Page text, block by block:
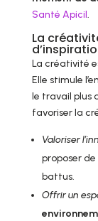
Santé Apicil.
La
La créativité
Elle stimule
le travail plus
favoriser la
Valoriser
proposer
battus.
Offrir un